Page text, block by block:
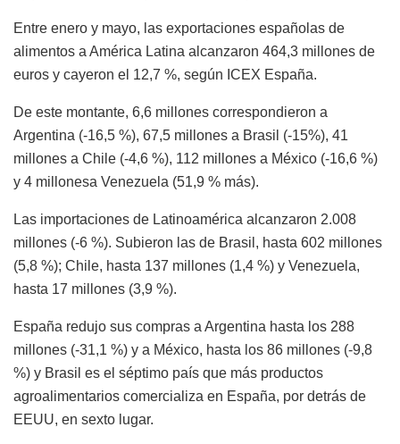
Entre enero y mayo, las exportaciones españolas de
alimentos a América Latina alcanzaron 464,3 millones de
euros y cayeron el 12,7 %, según ICEX España.
De este montante, 6,6 millones correspondieron a
Argentina (-16,5 %), 67,5 millones a Brasil (-15%), 41
millones a Chile (-4,6 %), 112 millones a México (-16,6 %)
y 4 millonesa Venezuela (51,9 % más).
Las importaciones de Latinoamérica alcanzaron 2.008
millones (-6 %). Subieron las de Brasil, hasta 602 millones
(5,8 %); Chile, hasta 137 millones (1,4 %) y Venezuela,
hasta 17 millones (3,9 %).
España redujo sus compras a Argentina hasta los 288
millones (-31,1 %) y a México, hasta los 86 millones (-9,8
%) y Brasil es el séptimo país que más productos
agroalimentarios comercializa en España, por detrás de
EEUU, en sexto lugar.